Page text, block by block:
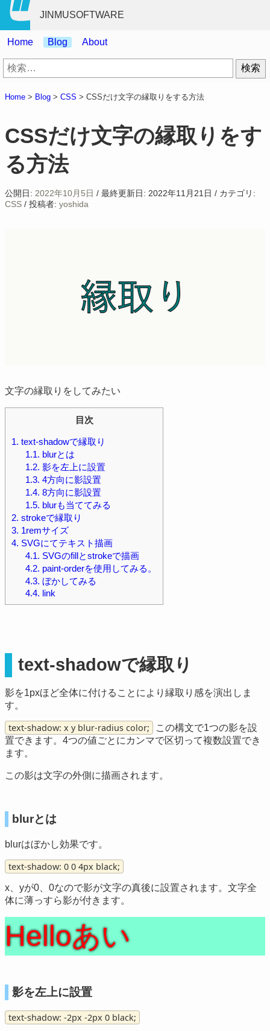
JINMUSOFTWARE
Home Blog About
検
索:
Home > Blog > CSS > CSSだけ文字の縁取りをする方法
CSSだけ文字の縁取りをす
る方法
公開日: 2022年10月5日 / 最終更新日: 2022年11月21日 / カテゴリ:
CSS / 投稿者: yoshida
文字の縁取りをしてみたい
目次
1. text-shadowで縁取り
1.1. blurとは
1.2. 影を左上に設置
1.3. 4方向に影設置
1.4. 8方向に影設置
1.5. blurも当ててみる
2. strokeで縁取り
3. 1remサイズ
4. SVGにてテキスト描画
4.1. SVGのfillとstrokeで描画
4.2. paint-orderを使用してみる。
4.3. ぼかしてみる
4.4. link
text-shadowで縁取り
影を1pxほど全体に付けることにより縁取り感を演出しま
す。
text-shadow: x y blur-radius color;
この構文で1つの影を設
置できます。4つの値ごとにカンマで区切って複数設置でき
ます。
この影は文字の外側に描画されます。
blurとは
blurはぼかし効果です。
text-shadow: 0 0 4px black;
x、yが0、0なので影が文字の真後に設置されます。文字全
体に薄っすら影が付きます。
Helloあい
影を左上に設置
text-shadow: -2px -2px 0 black;